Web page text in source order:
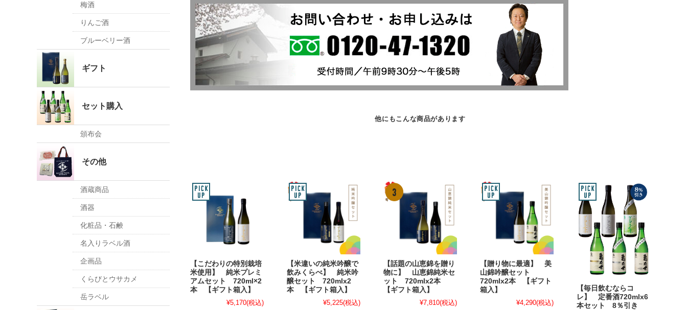
他にもこんな商品があります
【こだわりの特別栽培
米使用】 純米プレミ
アムセット 720ml×2
本 【ギフト箱入】
¥5,170(税込)
【米違いの純米吟醸で
飲みくらべ】 純米吟
醸セット 720mlx2
本 【ギフト箱入】
¥5,225(税込)
【話題の山恵錦を贈り
物に】 山恵錦純米セ
ット 720mlx2本
【ギフト箱入】
¥7,810(税込)
【贈り物に最適】 美
山錦吟醸セット
720mlx2本 【ギフト
箱入】
¥4,290(税込)
【毎日飲むならコ
レ】 定番酒720mlx6
本セット 8％引き
梅酒
りんご酒
ブルーベリー酒
ギフト
セット購入
頒布会
その他
酒蔵商品
酒器
化粧品・石鹸
名入りラベル酒
企画品
くらびとウサカメ
岳ラベル